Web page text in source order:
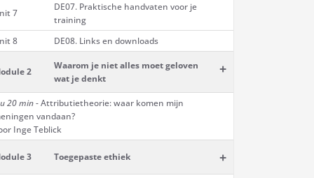
7
DE07. Praktische handvaten voor je
training
8
DE08. Links en downloads
2
Waarom je niet alles moet geloven
wat je denkt
+
20 min- Attributietheorie: waar komen mijn
vandaan?
Inge Teblick
3 Toegepaste ethiek +